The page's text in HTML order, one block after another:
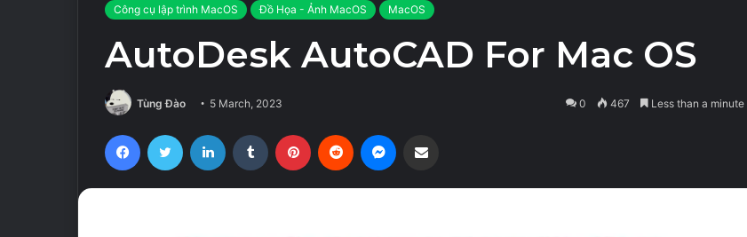
Công cụ lập trình MacOS Đồ Họa - Ảnh MacOS MacOS
AutoDesk AutoCAD For Mac OS
Tùng Đào 5 March, 2023 0 467 Less than a minute
FacebookTwitter LinkedIn Tumblr Pinterest Reddit